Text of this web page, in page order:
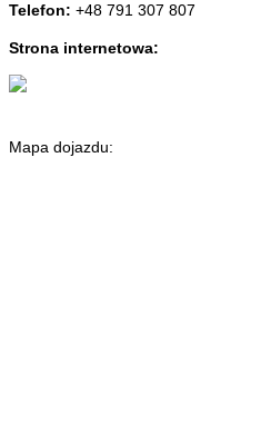
Telefon: +48 791 307 807
Strona internetowa:
Mapa dojazdu: